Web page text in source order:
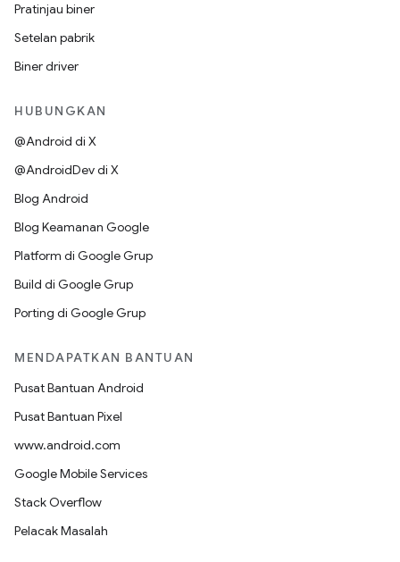
Pratinjau biner
Setelan pabrik
Biner driver
HUBUNGKAN
@Android di X
@AndroidDev di X
Blog Android
Blog Keamanan Google
Platform di Google Grup
Build di Google Grup
Porting di Google Grup
MENDAPATKAN BANTUAN
Pusat Bantuan Android
Pusat Bantuan Pixel
www.android.com
Google Mobile Services
Stack Overflow
Pelacak Masalah